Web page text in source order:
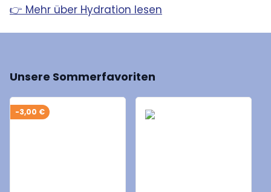
👉 Mehr über Hydration lesen
Unsere Sommerfavoriten
-3,00 €